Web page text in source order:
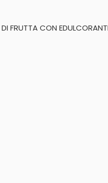
FRUTTA CON